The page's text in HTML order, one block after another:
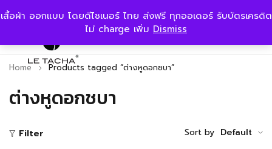
เสื้อผ้า ออกแบบ โดยดีไซเนอร์ ไทย ส่งฟรี ทุกออเดอร์ รับบัตรเครดิต
ไม่ charge เพิ่ม Dismiss
ต่างหูดอกชบา
Home Products tagged “ต่างหูดอกชบา”
Filter Sort by Default